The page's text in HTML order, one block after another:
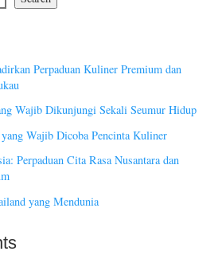
Perpaduan Kuliner Premium dan
Wajib Dikunjungi Sekali Seumur Hidup
Wajib Dicoba Pencinta Kuliner
Perpaduan Cita Rasa Nusantara dan
yang Mendunia